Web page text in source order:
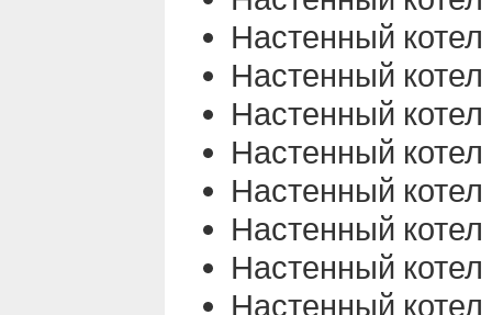
Настенный
Настенный
Настенный
Настенный
Настенный
Настенный
Настенный
Настенный